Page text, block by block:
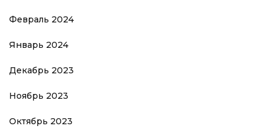
Февраль 2024
Январь 2024
Декабрь 2023
Ноябрь 2023
Октябрь 2023